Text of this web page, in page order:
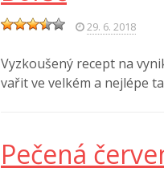
29. 6. 2018
Vyzkoušený recept na
vařit ve velkém a nejlépe
Pečená